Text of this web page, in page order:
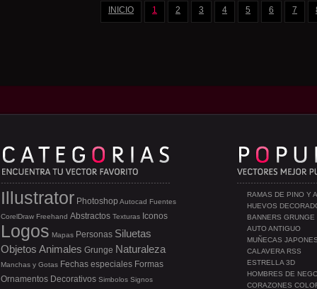
INICIO 1 2 3 4 5 6 7
RAMAS DE PINO Y
HUEVOS
BANNERS GRUNGE
AUTO ANTIGUO
MUÑECAS
CALAVERA RSS
ESTRELLA 3D
HOMBRES DE
CORAZONES
Illustrator Photoshop Autocad Fuentes
CorelDraw Freehand Abstractos Texturas Iconos
Logos Mapas Personas Siluetas
Objetos Animales Grunge Naturaleza
Manchas y Gotas Fechas especiales Formas
Ornamentos Decorativos Simbolos Signos